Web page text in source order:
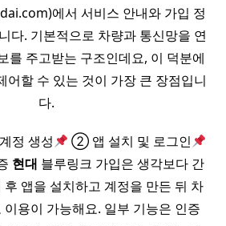
에서 서비스 안내와 가입 정
다. 기본적으로 차량과 통신망을 연
를 주고받는 구조인데요, 이 덕분에
어할 수 있는 것이 가장 큰 장점입니
다.
정 생성
② 앱 설치 및 로그인
현대 블루링크 가입은 생각보다 간
앱을 설치하고 계정을 만든 뒤 차
용이 가능해요. 일부 기능은 인증